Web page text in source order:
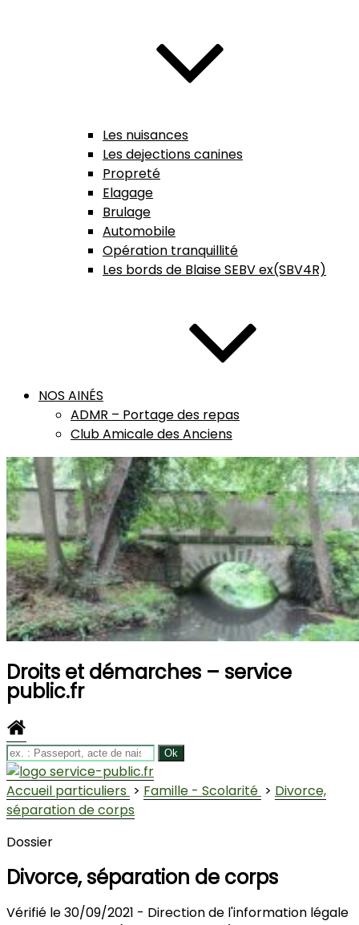
Les nuisances
Les dejections canines
Propreté
Elagage
Brulage
Automobile
Opération tranquillité
Les bords de Blaise SEBV ex(SBV4R)
NOS AINÉS
ADMR – Portage des repas
Club Amicale des Anciens
Site
la
Droits et démarches – service
public.fr
Accueil particuliers > Famille - Scolarité > Divorce,
séparation de corps
Dossier
Divorce, séparation de corps
Vérifié le 30/09/2021 - Direction de l'information légale